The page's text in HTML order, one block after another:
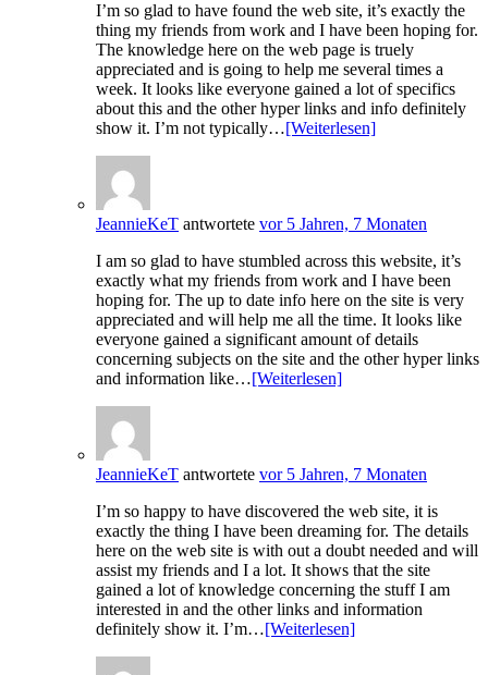
I’m so glad to have found the web site, it’s exactly the
thing my friends from work and I have been hoping for.
The knowledge here on the web page is truely
appreciated and is going to help me several times a
week. It looks like everyone gained a lot of specifics
about this and the other hyper links and info definitely
show it. I’m not typically…[Weiterlesen]
JeannieKeT antwortete vor 5 Jahren, 7 Monaten
I am so glad to have stumbled across this website, it’s
exactly what my friends from work and I have been
hoping for. The up to date info here on the site is very
appreciated and will help me all the time. It looks like
everyone gained a significant amount of details
concerning subjects on the site and the other hyper links
and information like…[Weiterlesen]
JeannieKeT antwortete vor 5 Jahren, 7 Monaten
I’m so happy to have discovered the web site, it is
exactly the thing I have been dreaming for. The details
here on the web site is with out a doubt needed and will
assist my friends and I a lot. It shows that the site
gained a lot of knowledge concerning the stuff I am
interested in and the other links and information
definitely show it. I’m…[Weiterlesen]